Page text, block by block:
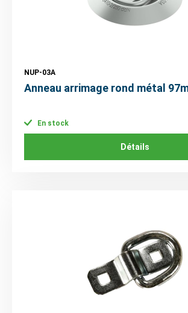
NUP-03A
Anneau arrimage rond métal
En stock
Détails